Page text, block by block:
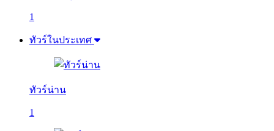
1
ทัวร์ในประเทศ
ทัวร์น่าน
1